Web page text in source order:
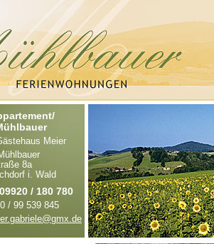
Meier
8a
i. Wald
/ 180 780
/ 99 539 845